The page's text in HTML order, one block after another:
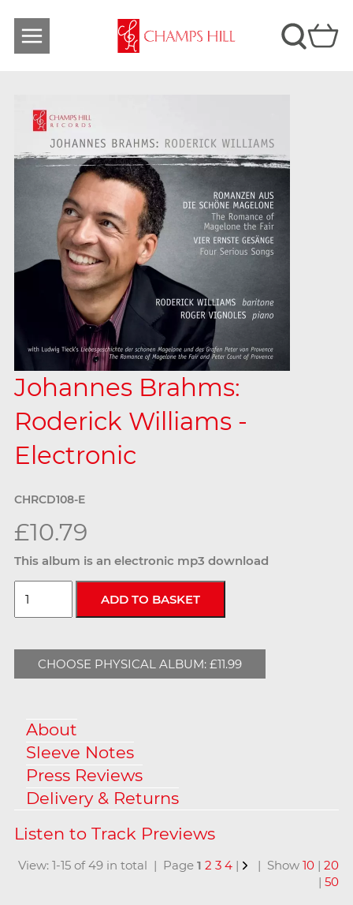
Johannes Brahms:
Roderick Williams -
Electronic
CHRCD108-E
£10.79
This album is an electronic mp3 download
CHOOSE PHYSICAL ALBUM: £11.99
About
Sleeve Notes
Press Reviews
Delivery & Returns
View: 1-15 of 49 in total | Page1 2 3 4 | | Show10 |20
|50